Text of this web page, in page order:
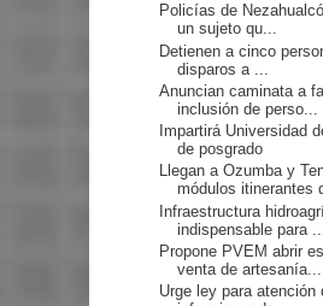
Policías de
un sujeto qu...
Detienen a cinco
disparos a ...
Anuncian caminata a
inclusión de perso...
Impartirá Universidad
de posgrado
Llegan a Ozumba y
módulos itinerantes
Infraestructura
indispensable para ...
Propone PVEM abrir
venta de artesanía...
Urge ley para atención